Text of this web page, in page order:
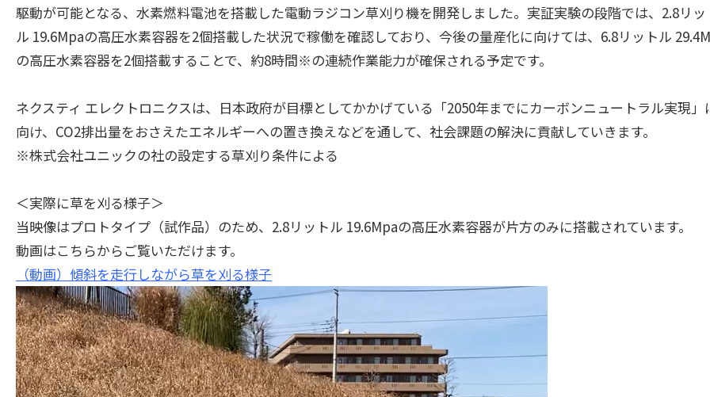
駆動が可能となる、水素燃料電池を搭載した電動ラジコン草刈り機を開発しました。実証実験の段階では、2.8リッ
ル 19.6Mpaの高圧水素容器を2個搭載した状況で稼働を確認しており、今後の量産化に向けては、6.8リットル
の高圧水素容器を2個搭載することで、約8時間※の連続作業能力が確保される予定です。
ネクスティ エレクトロニクスは、日本政府が目標としてかかげている「2050年までにカーボンニュートラル実現」
向け、CO2排出量をおさえたエネルギーへの置き換えなどを通して、社会課題の解決に貢献していきます。
※株式会社ユニックの社の設定する草刈り条件による
＜実際に草を刈る様子＞
当映像はプロトタイプ（試作品）のため、2.8リットル 19.6Mpaの高圧水素容器が片方のみに搭載されています。
動画はこちらからご覧いただけます。
（動画） 傾斜を走行しながら草を刈る様子